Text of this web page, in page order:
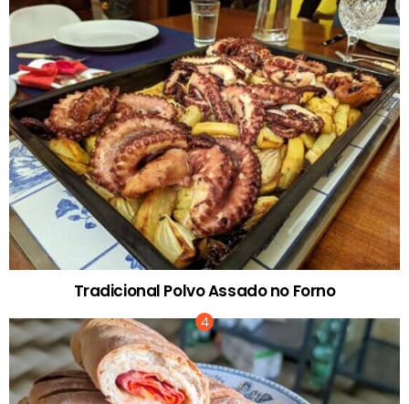
Tradicional Polvo Assado no Forno